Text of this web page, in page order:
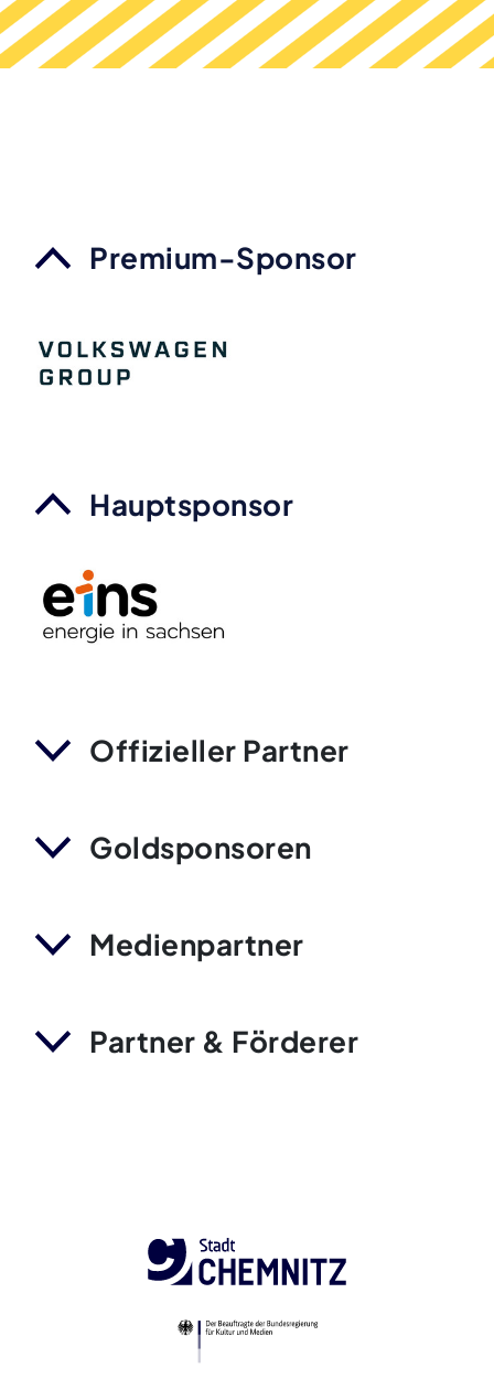
Premium-Sponsor
Hauptsponsor
Offizieller Partner
Goldsponsoren
Medienpartner
Partner & Förderer